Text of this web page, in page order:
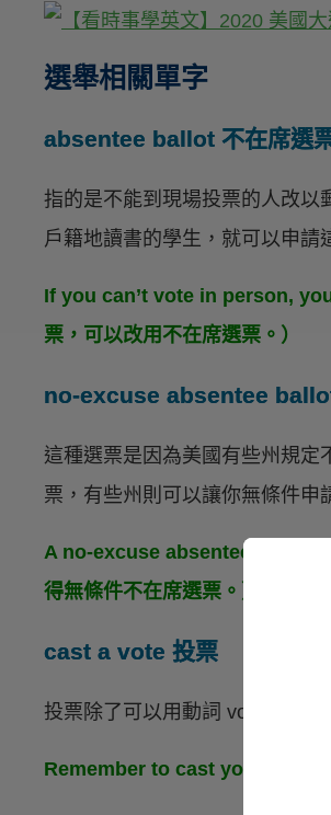
選舉相關單字
absentee ballot 不在席選
指的是不能到現場投票的人改以
戶籍地讀書的學生，就可以申請
If you can’t vote in person,
票，可以改用不在席選票。）
no-excuse absentee
這種選票是因為美國有些州規定
票，有些州則可以讓你無條件申
A no-excuse absentee ballot
得無條件不在席選票。）
cast a vote 投票
投票除了可以用動詞 vote，也可
Remember to cast your vote